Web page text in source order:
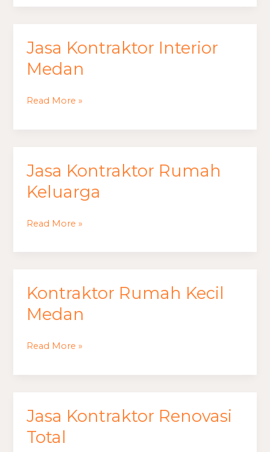
Jasa Kontraktor Interior
Medan
Kontraktor
Interior
Read More »
Jasa Kontraktor Rumah
Keluarga
Kontraktor
Rumah
Read More »
Kontraktor Rumah Kecil
Medan
Rumah
Kecil
Read More »
Jasa Kontraktor Renovasi
Total
Kontraktor
Renovasi